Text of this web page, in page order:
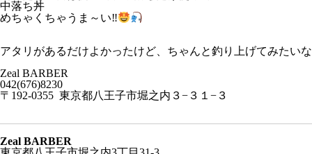
中落ち丼
めちゃくちゃうま～い‼︎
アタリがあるだけよかったけど、ちゃんと釣り上げてみたい
Zeal BARBER
042(676)8230
〒192-0355 東京都八王子市堀之内３−３１−３
Zeal BARBER